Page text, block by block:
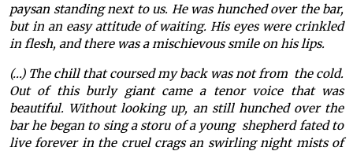
paysan standing next to us. He was hunched over the bar,
but in an easy attitude of waiting. His eyes were crinkled
in flesh, and there was a mischievous smile on his lips.
(…) The chill that coursed my back was not from the cold.
Out of this burly giant came a tenor voice that was
beautiful. Without looking up, an still hunched over the
bar he began to sing a storu of a young shepherd fated to
live forever in the cruel crags an swirling night mists of